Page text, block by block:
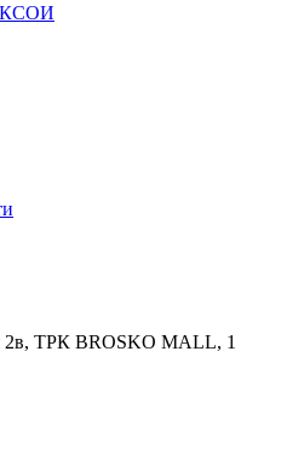
КСОИ
2в, ТРК BROSKO MALL, 1